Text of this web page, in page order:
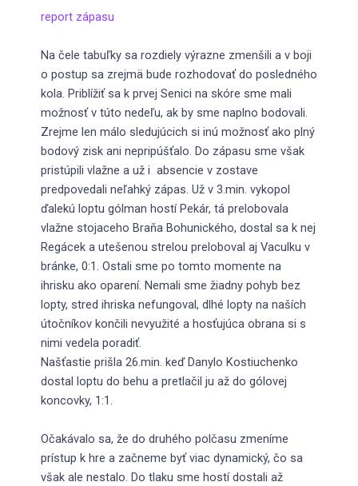
report zápasu
Na čele tabuľky sa rozdiely výrazne zmenšili a v boji
o postup sa zrejmä bude rozhodovať do posledného
kola. Priblížiť sa k prvej Senici na skóre sme mali
možnosť v túto nedeľu, ak by sme naplno bodovali.
Zrejme len málo sledujúcich si inú možnosť ako plný
bodový zisk ani nepripúšťalo. Do zápasu sme však
pristúpili vlažne a už i absencie v zostave
predpovedali neľahký zápas. Už v 3.min. vykopol
ďalekú loptu gólman hostí Pekár, tá prelobovala
vlažne stojaceho Braňa Bohunického, dostal sa k nej
Regácek a utešenou strelou preloboval aj Vaculku v
bránke, 0:1. Ostali sme po tomto momente na
ihrisku ako oparení. Nemali sme žiadny pohyb bez
lopty, stred ihriska nefungoval, dlhé lopty na naších
útočníkov končili nevyužité a hosťujúca obrana si s
nimi vedela poradiť.
Našťastie prišla 26.min. keď Danylo Kostiuchenko
dostal loptu do behu a pretlačil ju až do gólovej
koncovky, 1:1.
Očakávalo sa, že do druhého polčasu zmeníme
prístup k hre a začneme byť viac dynamický, čo sa
však ale nestalo. Do tlaku sme hostí dostali až